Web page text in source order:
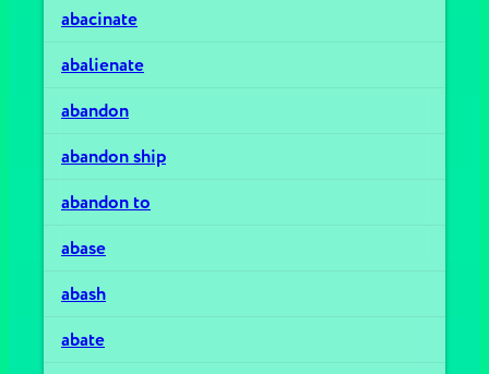
abacinate
abalienate
abandon
abandon ship
abandon to
abase
abash
abate